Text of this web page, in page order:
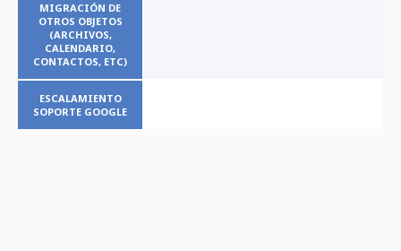
MIGRACIÓN DE
OTROS OBJETOS
(ARCHIVOS,
CALENDARIO,
CONTACTOS, ETC)
ESCALAMIENTO
SOPORTE GOOGLE